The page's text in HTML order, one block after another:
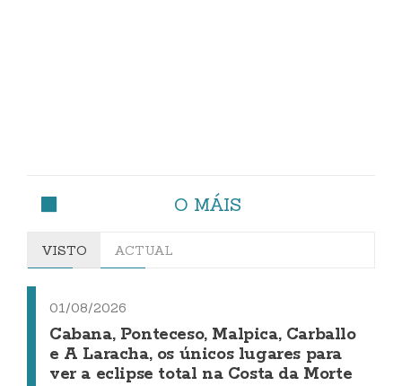
O MÁIS
VISTO ACTUAL
01/08/2026
Cabana, Ponteceso, Malpica, Carballo
e A Laracha, os únicos lugares para
ver a eclipse total na Costa da Morte